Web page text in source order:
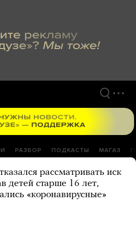
РАЗБОР ПОДКАСТЫ МАГАЗ
рассматривать иск
детей старше 16 лет,
«коронавирусные»